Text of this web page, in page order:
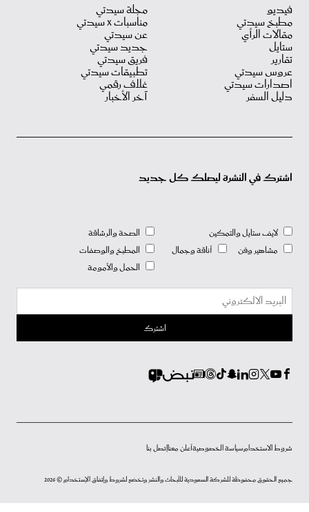
فيديو
مطبخ سيدتي
مقالات الرأي
ستايل
تقارير
عروس سيدتي
اصدارات سيدتي
دليل السفر
مجلة سيدتي
مناسبات X سيدتي
عن سيدتي
جديد سيدتي
فريق سيدتي
تطبيقات سيدتي
غلاف رقمي
آخر الأخبار
اشترك في النشرة ليصلك كل جديد
لايف ستايل والتمكين
مشاهير وفن
أناقة وجمال
الصحة والرشاقة
المطبخ والوصفات
الحمل والأمومة
شروط الاستخدامسياسة الخصوصيةأعلن معناإتصل بنا
جميع الحقوق محفوظة للشركة السعودية للأبحاث والنشر وتخضع لشروط وإتفاق الإستخدام © 2026